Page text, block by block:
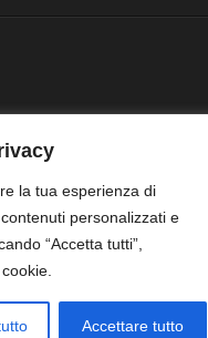
la tua esperienza di
personalizzati e
“Accetta tutti”,
Accettare tutto